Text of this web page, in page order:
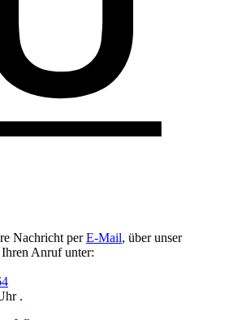
Nachricht perE-Mail, über unser
Anruf unter:
.